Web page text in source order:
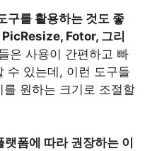
구를 활용하는 것도 좋
PicResize, Fotor, 그리
은 사용이 간편하고 빠
수 있는데, 이런 도구들
원하는 크기로 조절할
폼에 따라 권장하는 이